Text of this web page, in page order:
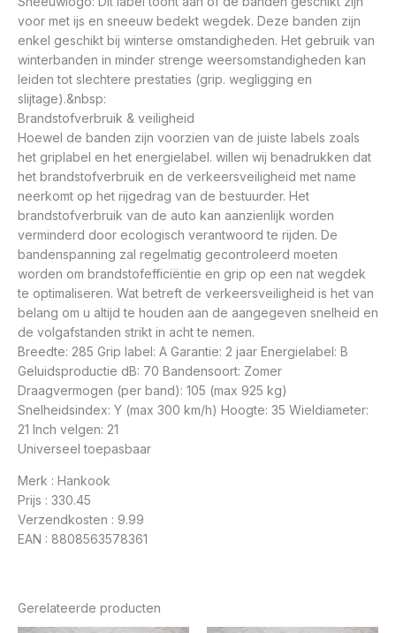
voor met ijs en sneeuw bedekt wegdek. Deze banden zijn
enkel geschikt bij winterse omstandigheden. Het gebruik van
winterbanden in minder strenge weersomstandigheden kan
leiden tot slechtere prestaties (grip. wegligging en
slijtage).&nbsp:
Brandstofverbruik & veiligheid
Hoewel de banden zijn voorzien van de juiste labels zoals
het griplabel en het energielabel. willen wij benadrukken dat
het brandstofverbruik en de verkeersveiligheid met name
neerkomt op het rijgedrag van de bestuurder. Het
brandstofverbruik van de auto kan aanzienlijk worden
verminderd door ecologisch verantwoord te rijden. De
bandenspanning zal regelmatig gecontroleerd moeten
worden om brandstofefficiëntie en grip op een nat wegdek
te optimaliseren. Wat betreft de verkeersveiligheid is het van
belang om u altijd te houden aan de aangegeven snelheid en
de volgafstanden strikt in acht te nemen.
Breedte: 285 Grip label: A Garantie: 2 jaar Energielabel: B
Geluidsproductie dB: 70 Bandensoort: Zomer
Draagvermogen (per band): 105 (max 925 kg)
Snelheidsindex: Y (max 300 km/h) Hoogte: 35 Wieldiameter:
21 Inch velgen: 21
Universeel toepasbaar
Merk : Hankook
Prijs : 330.45
Verzendkosten : 9.99
EAN : 8808563578361
Gerelateerde producten